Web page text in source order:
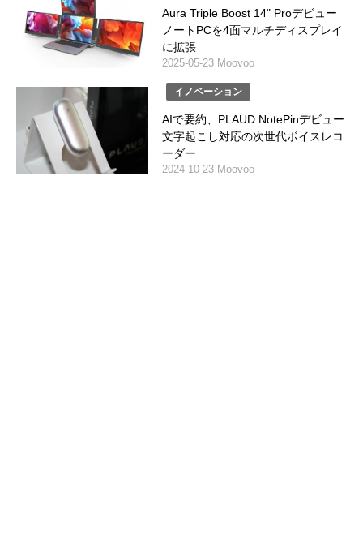
Aura Triple Boost 14" Proデビュー
ノートPCを4面マルチディスプレイ
に拡張
2025-05-23 Moovoo
イノベーション
AIで要約、PLAUD NotePinデビュー
文字起こし対応の次世代ボイスレコ
ーダー
2024-10-23 Moovoo